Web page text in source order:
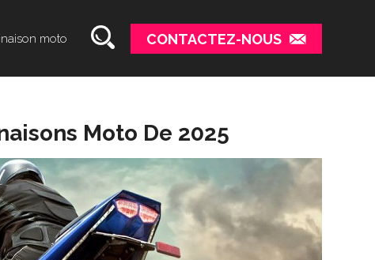
moto CONTACTEZ-NOUS
Moto De 2025